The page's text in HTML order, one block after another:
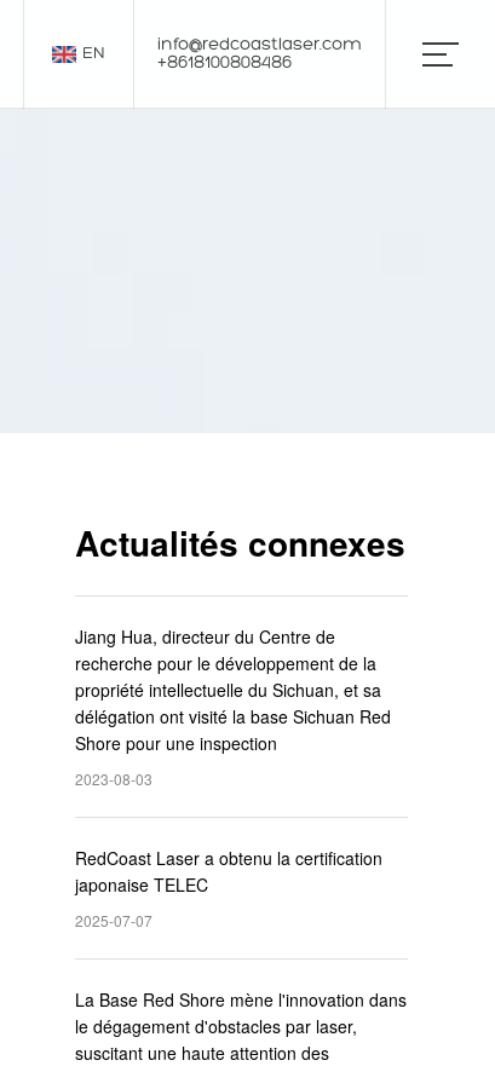
EN
info@redcoastlaser.com
+8618100808486
Actualités connexes
Jiang Hua, directeur du Centre de
recherche pour le développement de la
propriété intellectuelle du Sichuan, et sa
délégation ont visité la base Sichuan Red
Shore pour une inspection
2023-08-03
RedCoast Laser a obtenu la certification
japonaise TELEC
2025-07-07
La Base Red Shore mène l'innovation dans
le dégagement d'obstacles par laser,
suscitant une haute attention des